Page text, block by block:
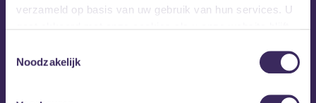
verzameld op basis van uw gebruik van hun services. U
Noodzakelijk
Willem’s Blog: High